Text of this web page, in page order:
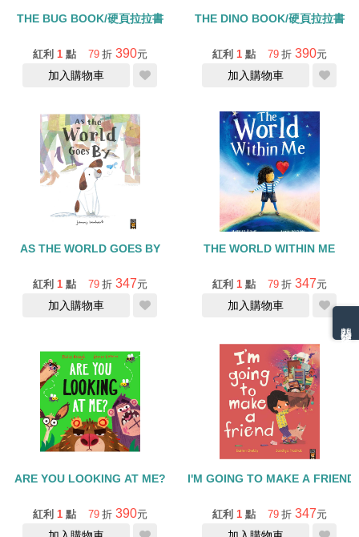
THE BUG BOOK/硬頁拉拉書
紅利 1 點 79 折 390元
加入購物車
THE DINO BOOK/硬頁拉拉書
紅利 1 點 79 折 390元
加入購物車
AS THE WORLD GOES BY
紅利 1 點 79 折 347元
加入購物車
THE WORLD WITHIN ME
紅利 1 點 79 折 347元
加入購物車
ARE YOU LOOKING AT ME?
紅利 1 點 79 折 390元
I'M GOING TO MAKE A FRIEND
紅利 1 點 79 折 347元